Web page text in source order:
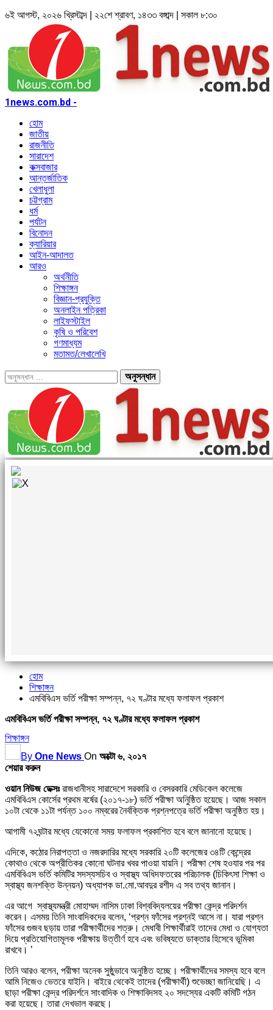
৬ই আগস্ট, ২০২৬ খ্রিস্টাব্দ | ২২শে শ্রাবণ, ১৪৩৩ বঙ্গাব্দ | সকাল ৮:৩০
1news.com.bd -
হোম
জাতীয়
রাজনীতি
সারাদেশ
কক্সবাজার
আন্তর্জাতিক
খেলাধুলা
চট্টগ্রাম
ধর্ম
পর্যটন
বিনোদন
ক্যারিয়ার
আইন-আদালত
আরও
অর্থনীতি
শিক্ষাঙ্গন
বিজ্ঞান-প্রযুক্তি
অনলাইন পত্রিকা
লাইফস্টাইল
কৃষি ও পরিবেশ
গণমাধ্যম
মতামত/লেখালেখি
হোম
শিক্ষাঙ্গন
এমবিবিএস ভর্তি পরীক্ষা সম্পন্ন, ৭২ ঘণ্টার মধ্যে ফলাফল প্রকাশ
এমবিবিএস ভর্তি পরীক্ষা সম্পন্ন, ৭২ ঘণ্টার মধ্যে ফলাফল প্রকাশ
শিক্ষাঙ্গন
By One News On অক্টো ৬, ২০১৭
শেয়ার করুন
ওয়ান নিউজ ডেক্সঃরাজধানীসহ সারাদেশে সরকারি ও বেসরকারি মেডিকেল কলেজে
এমবিবিএস কোর্সের প্রথম বর্ষের (২০১৭-১৮) ভর্তি পরীক্ষা অনিুষ্ঠিত হয়েছে। আজ সকাল
১০টা থেকে ১১টা পর্যন্ত ১০০ নম্বরের নৈর্বক্তিক প্রশ্নপত্রে ভর্তি পরীক্ষা অনুষ্ঠিত হয়।
আগামী ৭২ঘন্টার মধ্যে যেকোনো সময় ফলাফল প্রকাশিত হবে বলে জানানো হয়েছে।
এদিকে, কঠোর নিরাপত্তা ও নজরদারির মধ্যে সরকারি ২০টি কলেজের ৩৪টি কেন্দ্রের
কোথাও থেকে অপ্রীতিকর কোনো ঘটনার খবর পাওয়া যায়নি। পরীক্ষা শেষ হওযার পর পর
এমবিবিএস ভর্তি কমিটির সদস্যসচিব ও স্বাস্থ্য অধিদফতরের পরিচালক (চিকিৎসা শিক্ষা ও
স্বাস্থ্য জনশক্তি উন্নয়ন) অধ্যাপক ডা.মো.আবদুর রশীদ এ সব তথ্য জানান।
এর আগে স্বাস্থ্যমন্ত্রী মোহাম্মদ নাসিম ঢাকা বিশ্ববিদ্যলয়ের পরীক্ষা কেন্দ্র পরিদর্শন
করেন। এসময় তিনি সাংবাদিকদের বলেন, ‘প্রশ্ন ফাঁসের প্রশ্নই আসে না। যারা প্রশ্ন
ফাঁসের গুজব ছড়ায় তারা পরীক্ষার্থীদের শত্রু। মেধাবী শিক্ষার্থীরাই তাদের মেধা ও যোগ্যতা
দিয়ে প্রতিযোগিতামূলক পরীক্ষায় উত্তীর্ণ হবে এবং ভবিষ্যতে ডাক্তার হিসেবে ভূমিকা
রাখবে। ’
তিনি আরও বলেন, পরীক্ষা অনেক সুষ্ঠুভাবে অনুষ্ঠিত হচ্ছে। পরীক্ষার্থীদের সমস্য হবে বলে
আমি নিজেও ভেতরে যাইনি। বাইরে থেকেই তাদের (পরীক্ষার্থী) শুভেচ্ছা জানিয়েছি। এ
ছাড়া পরীক্ষা কেন্দ্র পরিদর্শনে সাংবাদিক ও শিক্ষাবিদসহ ২০ সদস্যের একটি কমিটি গঠন
করা হয়েছে। তারা দেখভাল করছে।